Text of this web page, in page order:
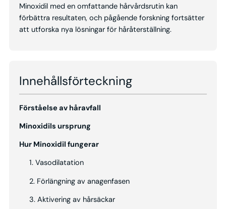
Minoxidil med en omfattande hårvårdsrutin kan
förbättra resultaten, och pågående forskning fortsätter
att utforska nya lösningar för håråterställning.
Innehållsförteckning
Förståelse av håravfall
Minoxidils ursprung
Hur Minoxidil fungerar
1. Vasodilatation
2. Förlängning av anagenfasen
3. Aktivering av hårsäckar